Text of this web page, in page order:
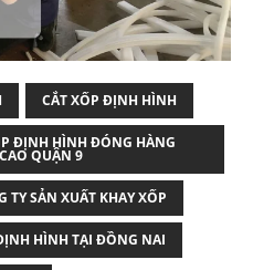
CẮT XỐP ĐỊNH HÌNH
ĐỊNH HÌNH ĐÓNG HÀNG
QUẬN 9
TY SẢN XUẤT KHAY XỐP
HÌNH TẠI ĐỒNG NAI